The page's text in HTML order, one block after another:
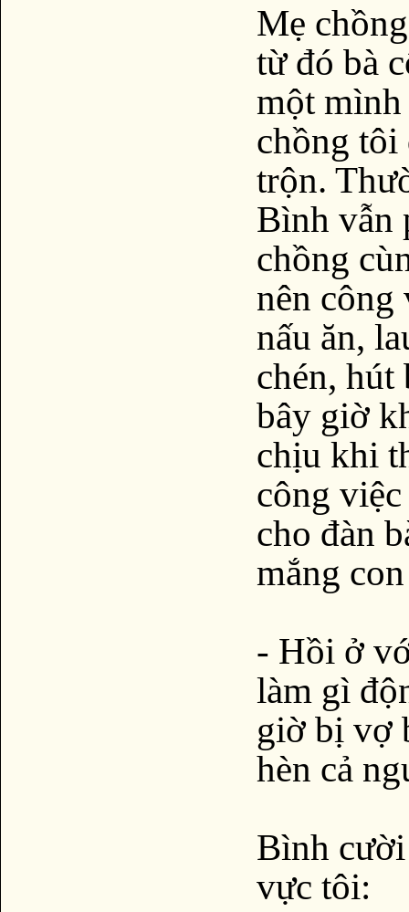
Mẹ
từ đó bà
một
chồng tôi
trộn.
Bình vẫn
chồng
nên công
nấu ăn,
chén,
bây giờ
chịu khi
công
cho đàn
mắng
- Hồi ở
làm gì
giờ bị vợ
hèn cả
Bình
vực tôi: